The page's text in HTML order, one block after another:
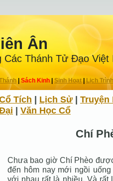
Ân
Thánh Tử Ðạo Việt
Sách Kinh|Sinh Hoạt| Lịch Trình
Tích Lịch Sử
Truyện
Văn Học Cổ
Chí
Chưa bao giờ Chí Phèo
đến hôm nay mới ngồi
với nhau rất là nhiều. Và